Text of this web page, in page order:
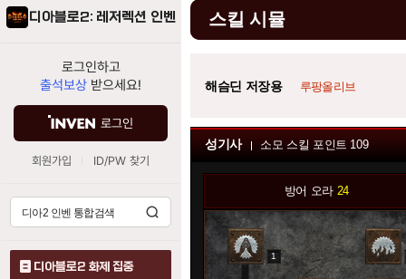
디아블로2: 레저렉션 인벤
로그인하고
출석보상 받으세요!
로그인
회원가입 ID/PW 찾기
디아블로2 화제 집중
스킬 시뮬
해슴딘 저장용 루팡올리브
성기사 소모 스킬 포인트 109
방어 오라 24
1